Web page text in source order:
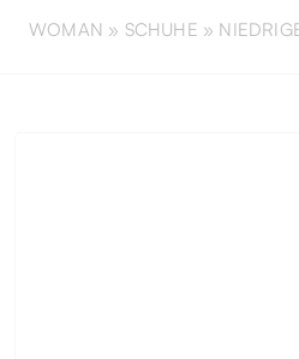
WOMAN » SCHUHE »